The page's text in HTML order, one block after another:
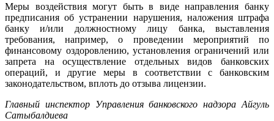
Меры воздействия могут быть в виде направления банку
предписания об устранении нарушения, наложения штрафа
банку и/или должностному лицу банка, выставления
требования, например, о проведении мероприятий по
финансовому оздоровлению, установления ограничений или
запрета на осуществление отдельных видов банковских
операций, и другие меры в соответствии с банковским
законодательством, вплоть до отзыва лицензии.
Главный инспектор Управления банковского надзора Айгуль
Сатыбалдиева